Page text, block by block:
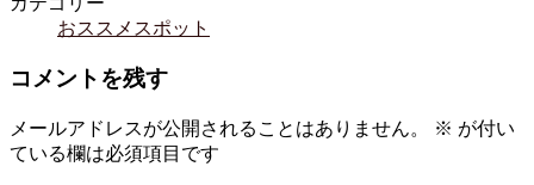
おススメスポット
コメントを残す
メールアドレスが公開されることはありません。 ※ が付い
ている欄は必須項目です